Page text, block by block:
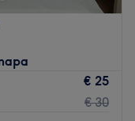
sector e em
te os melhores
€ 25
€ 30